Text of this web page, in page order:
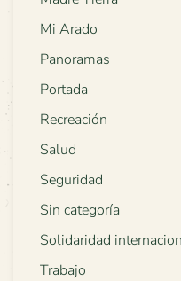
Mi Arado
Panoramas
Portada
Recreación
Salud
Seguridad
Sin categoría
Solidaridad
Trabajo